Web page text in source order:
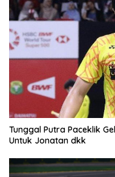
Tunggal Putra Paceklik
Untuk Jonatan dkk